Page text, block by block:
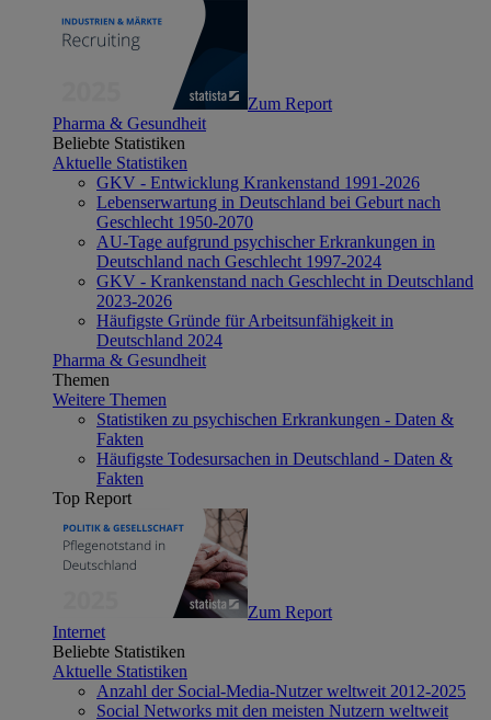
Zum Report
Pharma & Gesundheit
Beliebte Statistiken
Aktuelle Statistiken
GKV - Entwicklung Krankenstand 1991-2026
Lebenserwartung in Deutschland bei Geburt nach
Geschlecht 1950-2070
AU-Tage aufgrund psychischer Erkrankungen in
Deutschland nach Geschlecht 1997-2024
GKV - Krankenstand nach Geschlecht in Deutschland
2023-2026
Häufigste Gründe für Arbeitsunfähigkeit in
Deutschland 2024
Pharma & Gesundheit
Themen
Weitere Themen
Statistiken zu psychischen Erkrankungen - Daten &
Fakten
Häufigste Todesursachen in Deutschland - Daten &
Fakten
Top Report
Zum Report
Internet
Beliebte Statistiken
Aktuelle Statistiken
Anzahl der Social-Media-Nutzer weltweit 2012-2025
Social Networks mit den meisten Nutzern weltweit